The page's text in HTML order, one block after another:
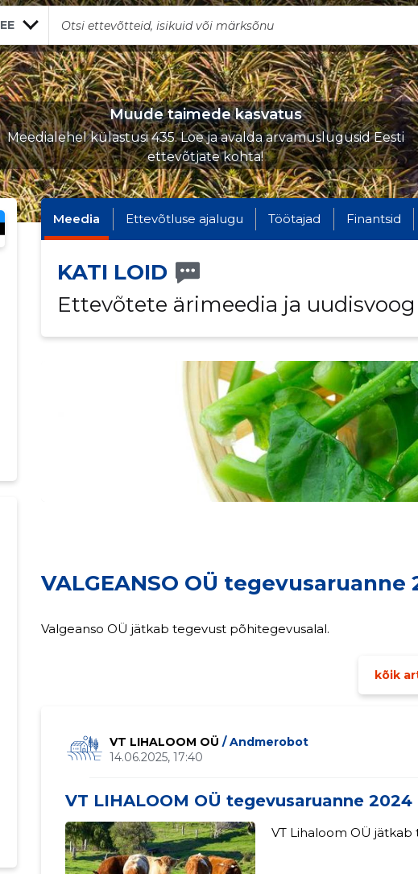
EE
Muude taimede kasvatus
Meedialehel külastusi 435. Loe ja avalda arvamuslugusid Eesti
ettevõtjate kohta!
Meedia Ettevõtluse ajalugu Töötajad Finantsid
KATI LOID
Ettevõtete ärimeedia ja uudisvoog
VALGEANSO OÜ tegevusaruanne
Valgeanso OÜ jätkab tegevust põhitegevusalal.
kõik
VT LIHALOOM OÜ / Andmerobot
14.06.2025, 17:40
VT LIHALOOM OÜ tegevusaruanne 2024
VT Lihaloom OÜ